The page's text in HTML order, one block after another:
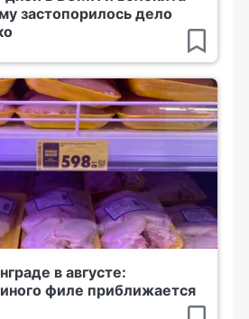
застопорилось дело
в августе:
филе приближается